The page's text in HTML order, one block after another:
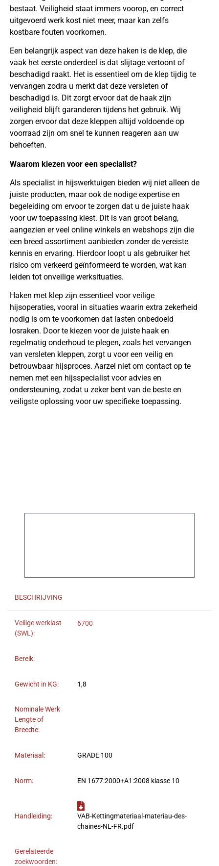
bestaat. Veiligheid staat immers voorop, en correct
uitgevoerd werk kost niet meer, maar kan zelfs
kostbare fouten voorkomen.
Een belangrijk aspect van deze haken is de klep, die
vaak het eerste onderdeel is dat slijtage vertoont of
beschadigd raakt. Het is essentieel om de klep tijdig te
vervangen zodra u merkt dat deze versleten of
beschadigd is. Dit zorgt ervoor dat de haak zijn
veiligheid blijft garanderen tijdens het gebruik. Wij
zorgen ervoor dat deze kleppen altijd voldoende op
voorraad zijn om snel te kunnen reageren aan uw
behoeften.
Waarom kiezen voor een specialist?
Als specialist in hijswerktuigen bieden wij niet alleen de
juiste producten, maar ook de nodige expertise en
begeleiding om ervoor te zorgen dat u de juiste haak
voor uw toepassing kiest. Dit is van groot belang,
aangezien er veel online winkels en webshops zijn die
een breed assortiment aanbieden zonder de vereiste
kennis en ervaring. Hierdoor loopt u als gebruiker het
risico om verkeerd geïnformeerd te worden, wat kan
leiden tot onveilige werksituaties.
Haken met klep zijn essentieel voor veilige
hijsoperaties, vooral in situaties waarin extra zekerheid
nodig is om te voorkomen dat lasten onbedoeld
losraken. Door te kiezen voor de juiste haak en
regelmatig onderhoud te plegen, zoals het vervangen
van versleten kleppen, zorgt u voor een veilig en
betrouwbaar hijsproces. Aarzel niet om contact op te
nemen met een hijsspecialist voor advies en
ondersteuning, zodat u zeker bent van de beste en
veiligste oplossing voor uw specifieke toepassing.
BESCHRIJVING
Veilige werklast
(SWL):
6700
Bereik:
Gewicht in KG: 1,8
Nominale Werk
Lengte of
Breedte:
Materiaal: GRADE 100
Norm: EN 1677:2000+A1:2008 klasse 10
Handleiding:
VAB-Kettingmateriaal-materiau-des-
chaines-NL-FR.pdf
Gerelateerde
zoekwoorden: